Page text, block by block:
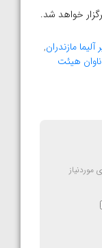
خواهد شد.
آلیما مازندران,
ناوان هیئت